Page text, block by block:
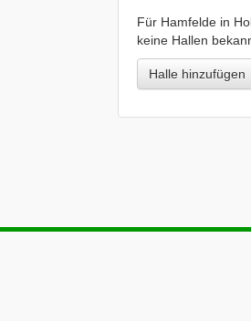
Für Hamfelde in
keine Hallen
Halle hinzufügen